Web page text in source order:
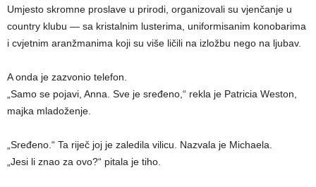
Umjesto skromne proslave u prirodi, organizovali su vjenčanje u
country klubu — sa kristalnim lusterima, uniformisanim konobarima
i cvjetnim aranžmanima koji su više ličili na izložbu nego na ljubav.
A onda je zazvonio telefon.
„Samo se pojavi, Anna. Sve je sređeno,“ rekla je Patricia Weston,
majka mladoženje.
„Sređeno.“ Ta riječ joj je zaledila vilicu. Nazvala je Michaela.
„Jesi li znao za ovo?“ pitala je tiho.